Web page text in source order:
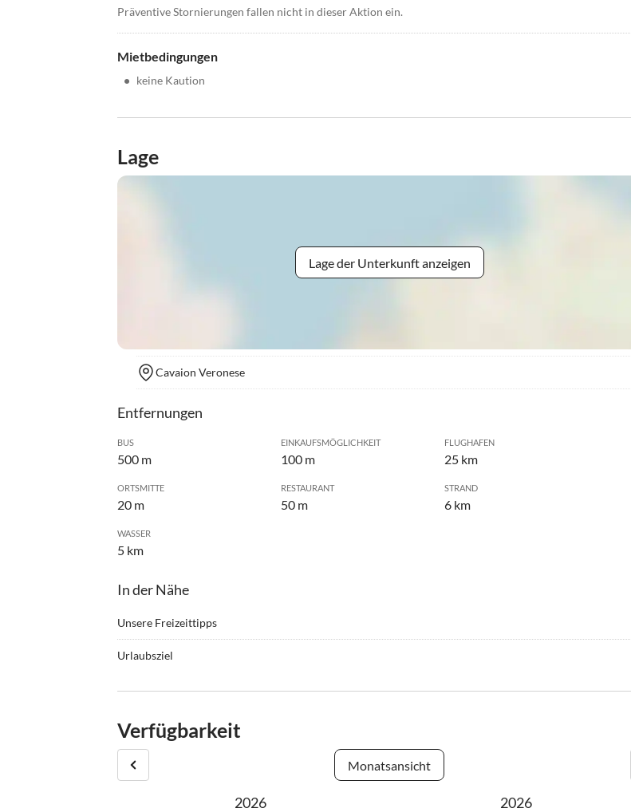
Präventive Stornierungen fallen nicht in dieser Aktion ein.
Mietbedingungen
• keine Kaution
Lage
Lage der Unterkunft anzeigen
Cavaion Veronese
Entfernungen
BUS
500 m
EINKAUFSMÖGLICHKEIT
100 m
FLUGHAFEN
25 km
ORTSMITTE
20 m
RESTAURANT
50 m
STRAND
6 km
WASSER
5 km
In der Nähe
Unsere Freizeittipps
Urlaubsziel
Innenhofs, verfügbar.
Verfügbarkeit
Monatsansicht
2026 2026